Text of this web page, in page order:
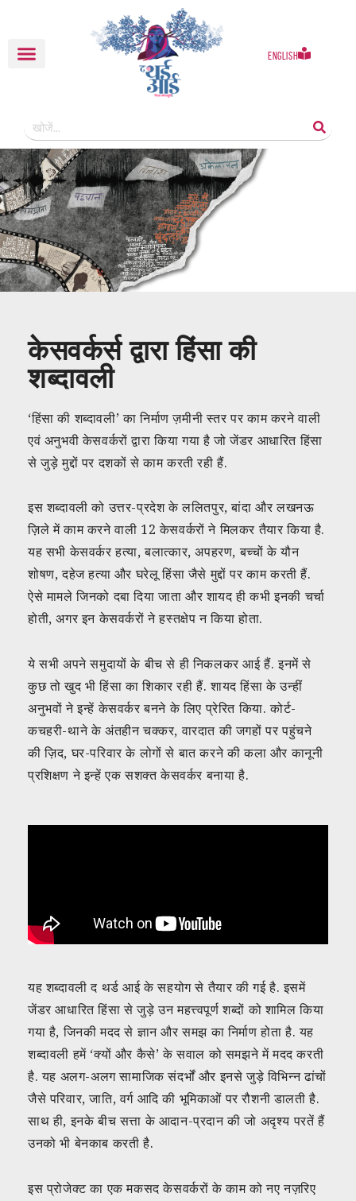
English
केसवर्कर्स द्वारा हिंसा की
शब्दावली
‘हिंसा की शब्दावली’ का निर्माण ज़मीनी स्तर पर काम करने वाली
एवं अनुभवी केसवर्करों द्वारा किया गया है जो जेंडर आधारित हिंसा
से जुड़े मुद्दों पर दशकों से काम करती रही हैं.
इस शब्दावली को उत्तर-प्रदेश के ललितपुर, बांदा और लखनऊ
ज़िले में काम करने वाली 12 केसवर्करों ने मिलकर तैयार किया है.
यह सभी केसवर्कर हत्या, बलात्कार, अपहरण, बच्चों के यौन
शोषण, दहेज हत्या और घरेलू हिंसा जैसे मुद्दों पर काम करती हैं.
ऐसे मामले जिनको दबा दिया जाता और शायद ही कभी इनकी चर्चा
होती, अगर इन केसवर्करों ने हस्तक्षेप न किया होता.
ये सभी अपने समुदायों के बीच से ही निकलकर आई हैं. इनमें से
कुछ तो खुद भी हिंसा का शिकार रही हैं. शायद हिंसा के उन्हीं
अनुभवों ने इन्हें केसवर्कर बनने के लिए प्रेरित किया. कोर्ट-
कचहरी-थाने के अंतहीन चक्कर, वारदात की जगहों पर पहुंचने
की ज़िद, घर-परिवार के लोगों से बात करने की कला और कानूनी
प्रशिक्षण ने इन्हें एक सशक्त केसवर्कर बनाया है.
यह शब्दावली द थर्ड आई के सहयोग से तैयार की गई है. इसमें
जेंडर आधारित हिंसा से जुड़े उन महत्त्वपूर्ण शब्दों को शामिल किया
गया है, जिनकी मदद से ज्ञान और समझ का निर्माण होता है. यह
शब्दावली हमें ‘क्यों और कैसे’ के सवाल को समझने में मदद करती
है. यह अलग-अलग सामाजिक संदर्भों और इनसे जुड़े विभिन्न ढांचों
जैसे परिवार, जाति, वर्ग आदि की भूमिकाओं पर रौशनी डालती है.
साथ ही, इनके बीच सत्ता के आदान-प्रदान की जो अदृश्य परतें हैं
उनको भी बेनकाब करती है.
इस प्रोजेक्ट का एक मकसद केसवर्करों के काम को नए नज़रिए